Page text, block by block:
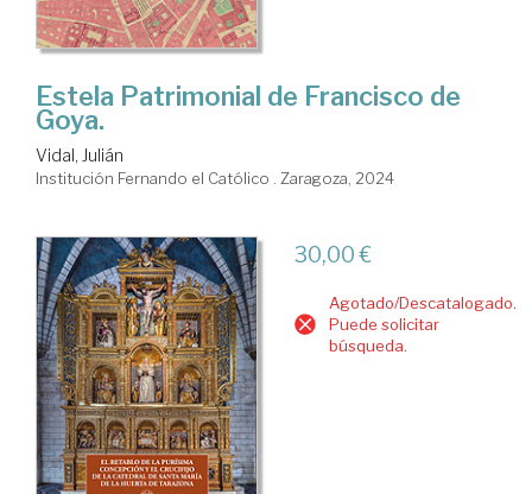
Estela Patrimonial de Francisco de
Goya.
Vidal, Julián
Institución Fernando el Católico . Zaragoza, 2024
30,00 €
Agotado/Descatalogado.
Puede solicitar
búsqueda.